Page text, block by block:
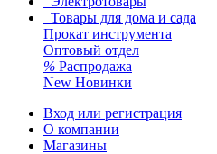
Товары для дома и сада
Прокат инструмента
Оптовый отдел
% Распродажа
New Новинки
Вход или регистрация
О компании
Магазины